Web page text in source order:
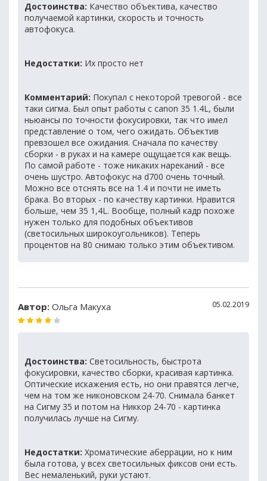
Достоинства: Качество объектива, качество
получаемой картинки, скорость и точность
автофокуса.
Недостатки: Их просто нет
Комментарий: Покупал с некоторой тревогой - все
таки сигма. Был опыт работы с canon 35 1.4L, были
ньюансы по точности фокусировки, так что имел
представление о том, чего ожидать. Объектив
превзошел все ожидания. Сначала по качеству
сборки - в руках и на камере ощущается как вещь.
По самой работе - тоже никаких нареканий - все
очень шустро. Автофокус на d700 очень точный.
Можно все отснять все на 1.4 и почти не иметь
брака. Во вторых - по качеству картинки. Нравится
больше, чем 35 1,4L. Вообще, полный кадр похоже
нужен только для подобных объективов
(светосильных широкоугольников). Теперь
процентов на 80 снимаю только этим объективом.
Автор: Ольга Макуха 05.02.2019
Достоинства: Светосильность, быстрота
фокусировки, качество сборки, красивая картинка.
Оптические искажения есть, но они правятся легче,
чем на том же никоновском 24-70. Снимала банкет
на Сигму 35 и потом на Никкор 24-70 - картинка
получилась лучше на Сигму.
Недостатки: Хроматические аберрации, но к ним
была готова, у всех светосильных фиксов они есть.
Вес немаленький, руки устают.